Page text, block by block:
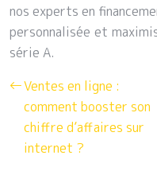
nos experts en
personnalisée et
série A.
Ventes en ligne :
comment booster son
chiffre d’affaires sur
internet ?